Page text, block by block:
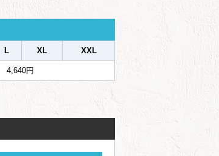
L XL XXL
4,640円